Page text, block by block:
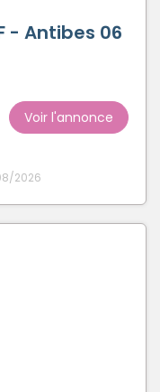
- Antibes 06
Voir l'annonce
2026